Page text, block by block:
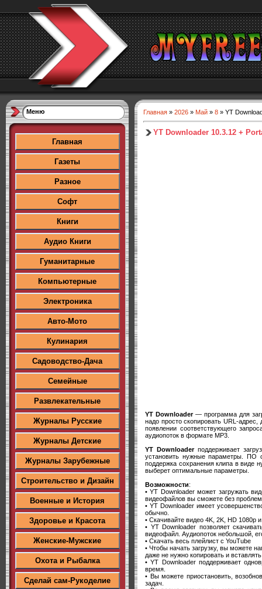
Меню
Главная
Газеты
Разное
Софт
Книги
Аудио Книги
Гуманитарные
Компьютерные
Электроника
Авто-Мото
Кулинария
Садоводство-Дача
Семейные
Развлекательные
Журналы Русские
Журналы Детские
Журналы Зарубежные
Строительство и Дизайн
Военные и История
Здоровье и Красота
Женские-Мужские
Охота и Рыбалка
Сделай сам-Рукоделие
Главная » 2026 » Май » 8 » YT
YT Downloader 10.3.12 +
YT Downloader— программа для
надо просто скопировать URL-адрес,
появлении соответствующего
аудиопоток в формате MP3.
YT Downloaderподдерживает
установить нужные параметры. ПО
поддержка сохранения клипа в виде
выберет оптимальные параметры.
Возможности:
• YT Downloader может загружать
видеофайлов вы сможете без
• YT Downloader имеет
обычно.
• Скачивайте видео 4K, 2K, HD 1080p
• YT Downloader позволяет
видеофайл. Аудиопоток небольшой,
• Скачать весь плейлист с YouTube
• Чтобы начать загрузку, вы можете
даже не нужно копировать и
• YT Downloader поддерживает
время.
• Вы можете приостановить,
задач.